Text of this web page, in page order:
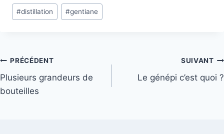
Étiquettes
de
#distillation #gentiane
Navigation
de
PRÉCÉDENT
Plusieurs grandeurs de
bouteilles
SUIVANT
Le génépi c’est quoi ?